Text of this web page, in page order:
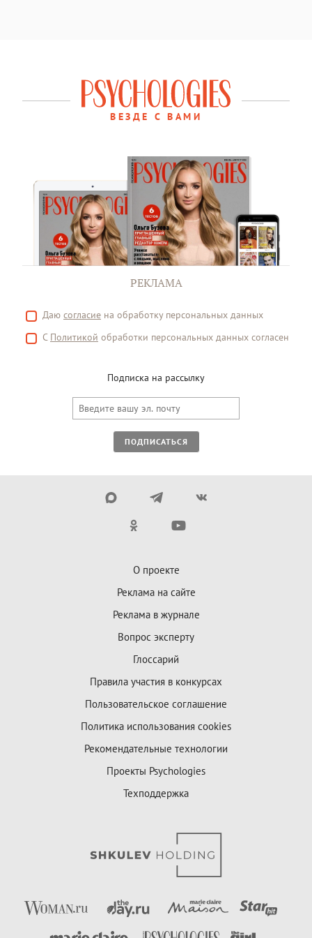
ВЕЗДЕ С ВАМИ
РЕКЛАМА
Даю согласие на обработку персональных данных
С Политикой обработки персональных данных согласен
Подписка на рассылку
ПОДПИСАТЬСЯ
О проекте
Реклама на сайте
Реклама в журнале
Вопрос эксперту
Глоссарий
Правила участия в конкурсах
Пользовательское соглашение
Политика использования cookies
Рекомендательные технологии
Проекты Psychologies
Техподдержка